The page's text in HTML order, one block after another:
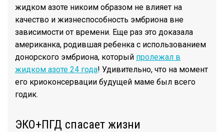
жидком азоте никоим образом не влияет на
качество и жизнеспособность эмбриона вне
зависимости от времени. Еще раз это доказала
американка, родившая ребенка с использованием
донорского эмбриона, который пролежал в
жидком азоте 24 года! Удивительно, что на момент
его криоконсервации будущей маме был всего
годик.
ЭКО+ПГД спасает жизни